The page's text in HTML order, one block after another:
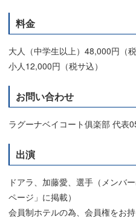
料金
大人（中学生以上）48,000円（税
小人12,000円（税サ込）
お問い合わせ
ラグーナベイコート俱楽部 代表
出演
ドアラ、加藤愛、選手（メンバ
ページ」に掲載）
会員制ホテルの為、会員権をお